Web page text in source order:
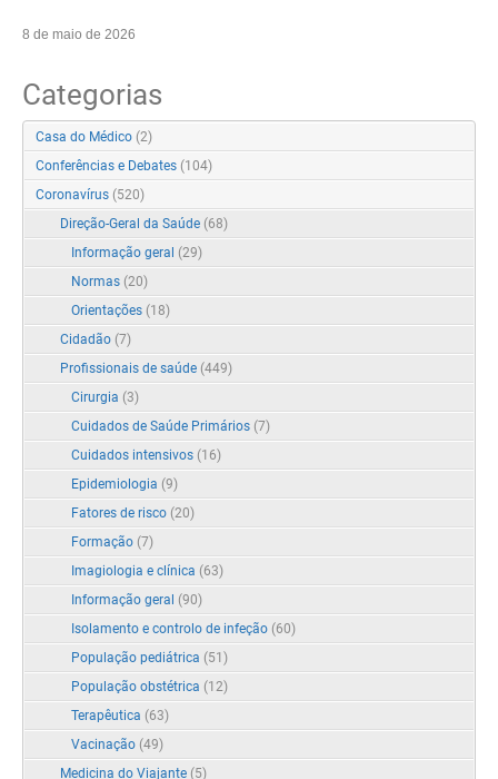
8 de maio de 2026
Categorias
Casa do Médico (2)
Conferências e Debates (104)
Coronavírus (520)
Direção-Geral da Saúde (68)
Informação geral (29)
Normas (20)
Orientações (18)
Cidadão (7)
Profissionais de saúde (449)
Cirurgia (3)
Cuidados de Saúde Primários (7)
Cuidados intensivos (16)
Epidemiologia (9)
Fatores de risco (20)
Formação (7)
Imagiologia e clínica (63)
Informação geral (90)
Isolamento e controlo de infeção (60)
População pediátrica (51)
População obstétrica (12)
Terapêutica (63)
Vacinação (49)
Medicina do Viajante (5)